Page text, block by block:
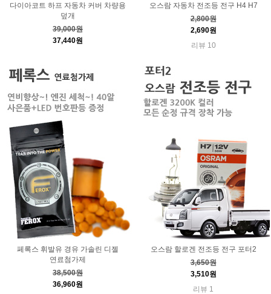
다이아코트 하프 자동차 커버 차량용
덮개
39,000원
37,440원
오스람 자동차 전조등 전구 H4 H7
2,800원
2,690원
리뷰 10
페록스 휘발유 경유 가솔린 디젤
연료첨가제
38,500원
36,960원
오스람 할로겐 전조등 전구 포터2
3,650원
3,510원
리뷰 1